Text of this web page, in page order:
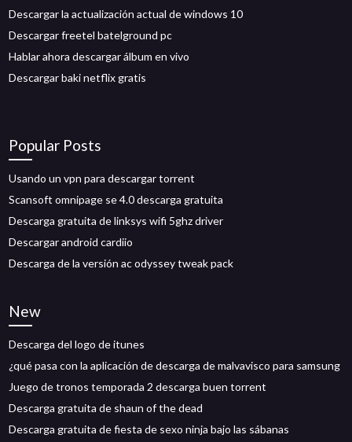
Descargar la actualización actual de windows 10
Descargar freetel batelground pc
Hablar ahora descargar álbum en vivo
Descargar baki netflix gratis
Popular Posts
Usando un vpn para descargar torrent
Scansoft omnipage se 4.0 descarga gratuita
Descarga gratuita de linksys wifi 5ghz driver
Descargar android cardiio
Descarga de la versión ac odyssey tweak pack
New
Descarga del logo de itunes
¿qué pasa con la aplicación de descarga de malvavisco para samsung
Juego de tronos temporada 2 descarga buen torrent
Descarga gratuita de shaun of the dead
Descarga gratuita de fiesta de sexo ninja bajo las sábanas